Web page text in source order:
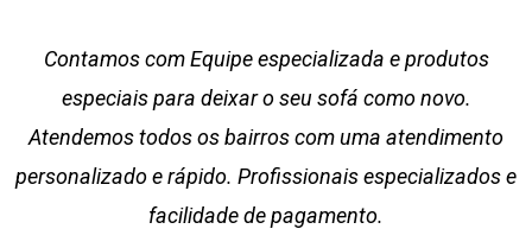
Contamos com Equipe especializada e produtos
especiais para deixar o seu sofá como novo.
Atendemos todos os bairros com uma atendimento
personalizado e rápido. Profissionais especializados e
facilidade de pagamento.